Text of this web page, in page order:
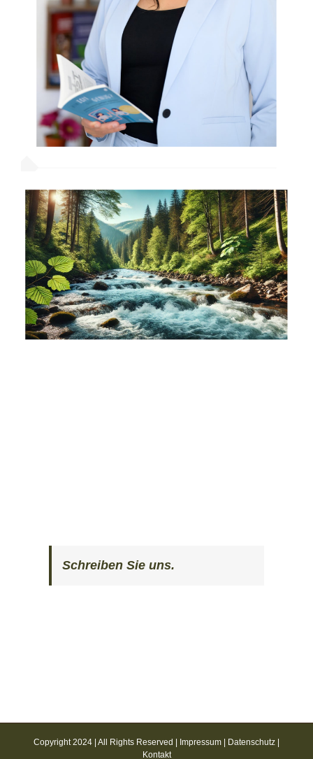
Schreiben Sie uns.
Copyright 2024 | All Rights Reserved | Impressum Datenschutz
Kontakt